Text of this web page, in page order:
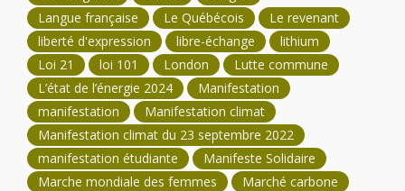
Langue française
Le Québécois
Le revenant
liberté d'expression
libre-échange
lithium
Loi 21
loi 101 London
Lutte commune
L’état de l’énergie 2024
Manifestation
manifestation
Manifestation climat
Manifestation climat du 23 septembre 2022
manifestation étudiante
Manifeste Solidaire
Marche mondiale des femmes
Marché carbone